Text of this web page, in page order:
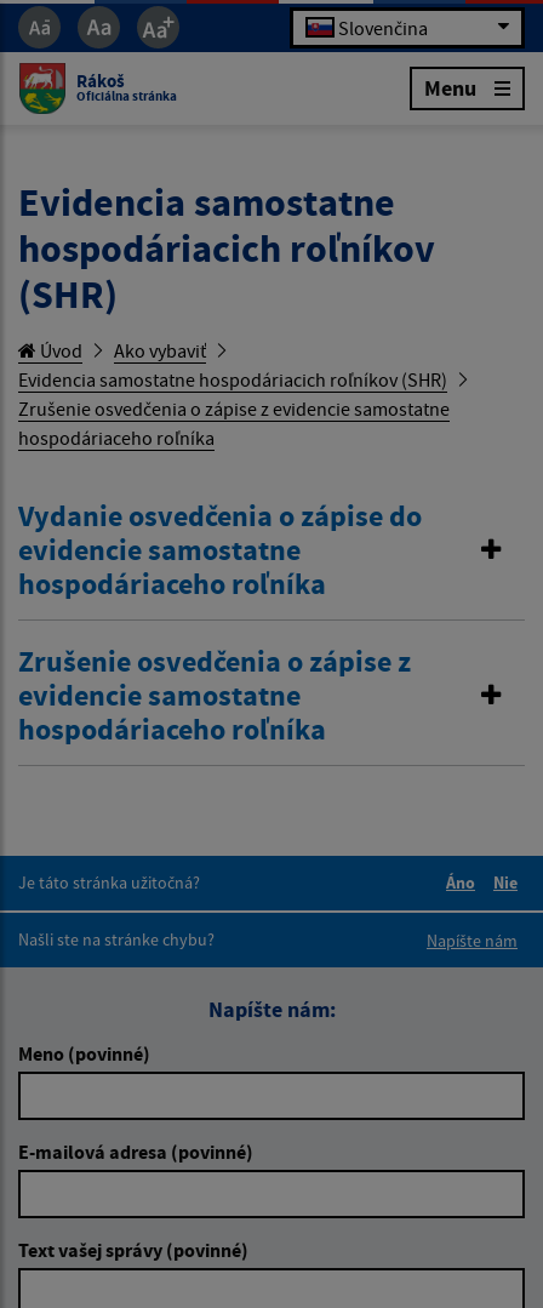
Slovenčina
Rákoš
Oficiálna stránka Menu
Evidencia samostatne
hospodáriacich roľníkov
(SHR)
Úvod
Ako vybaviť
Evidencia samostatne hospodáriacich roľníkov (SHR)
Zrušenie osvedčenia o zápise z evidencie samostatne
hospodáriaceho roľníka
Vydanie osvedčenia o zápise do
evidencie samostatne
hospodáriaceho roľníka
Zrušenie osvedčenia o zápise z
evidencie samostatne
hospodáriaceho roľníka
Je táto stránka užitočná?
Áno
Nie
Našli ste na stránke chybu?
Napíšte nám
Napíšte nám:
Meno (povinné)
E-mailová adresa (povinné)
Text vašej správy (povinné)